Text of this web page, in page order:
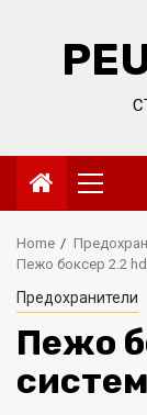
Menu
Home
Пежо боксер 2.2
Предохранители
Пежо